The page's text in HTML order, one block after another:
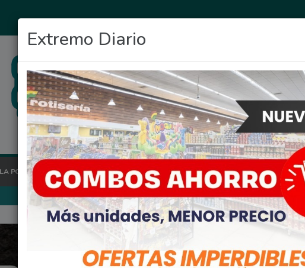
LA POSTA HOY OCIO DEPORTES FIGHIERA GENERAL LAGOS POLICIALES
Extremo Diario